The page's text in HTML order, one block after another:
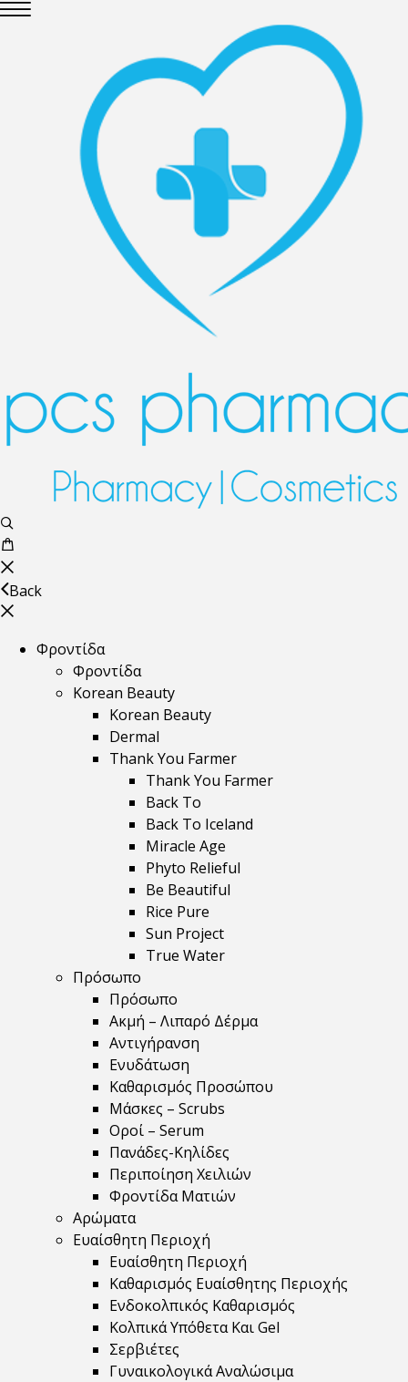
Back
Φροντίδα
Φροντίδα
Korean Beauty
Korean Beauty
Dermal
Thank You Farmer
Thank You Farmer
Back To
Back To Iceland
Miracle Age
Phyto Relieful
Be Beautiful
Rice Pure
Sun Project
True Water
Πρόσωπο
Πρόσωπο
Ακμή – Λιπαρό Δέρμα
Αντιγήρανση
Ενυδάτωση
Καθαρισμός Προσώπου
Μάσκες – Scrubs
Οροί – Serum
Πανάδες-Κηλίδες
Περιποίηση Χειλιών
Φροντίδα Ματιών
Αρώματα
Ευαίσθητη Περιοχή
Ευαίσθητη Περιοχή
Καθαρισμός Ευαίσθητης Περιοχής
Ενδοκολπικός Καθαρισμός
Κολπικά Υπόθετα Και Gel
Σερβιέτες
Γυναικολογικά Αναλώσιμα